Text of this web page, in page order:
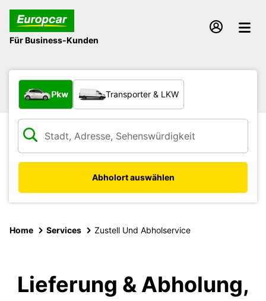
Für Business-Kunden
Welche Art von Fahrzeug?
Pkw Transporter & LKW
Abholort auswählen
Home Services Zustell Und Abholservice
Lieferung & Abholung,